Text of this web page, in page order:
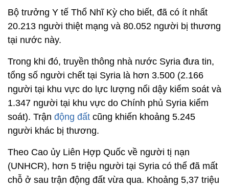
Bộ trưởng Y tế Thổ Nhĩ Kỳ cho biết, đã có ít nhất
20.213 người thiệt mạng và 80.052 người bị thương
tại nước này.
Trong khi đó, truyền thông nhà nước Syria đưa tin,
tổng số người chết tại Syria là hơn 3.500 (2.166
người tại khu vực do lực lượng nổi dậy kiểm soát và
1.347 người tại khu vực do Chính phủ Syria kiểm
soát). Trận động đất cũng khiến khoảng 5.245
người khác bị thương.
Theo Cao ủy Liên Hợp Quốc về người tị nạn
(UNHCR), hơn 5 triệu người tại Syria có thể đã mất
chỗ ở sau trận động đất vừa qua. Khoảng 5,37 triệu